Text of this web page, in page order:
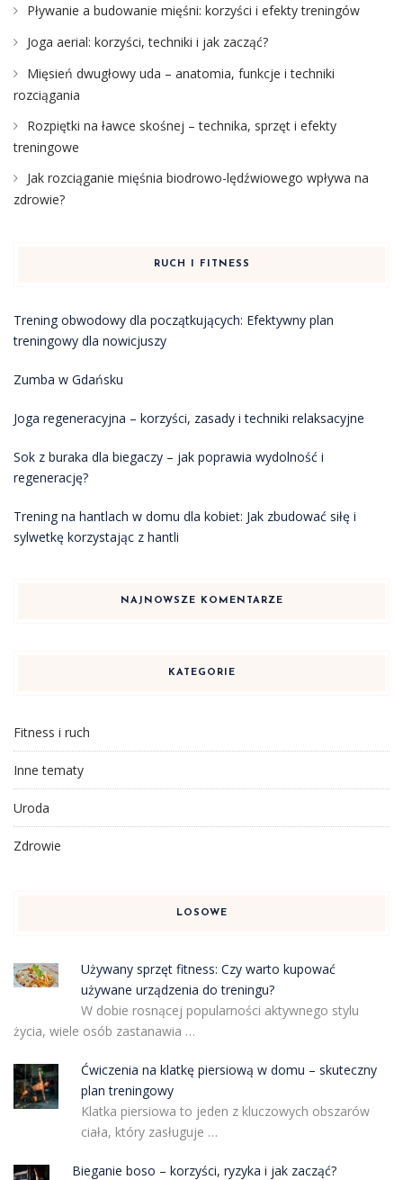
Pływanie a budowanie mięśni: korzyści i efekty treningów
Joga aerial: korzyści, techniki i jak zacząć?
Mięsień dwugłowy uda – anatomia, funkcje i techniki
rozciągania
Rozpiętki na ławce skośnej – technika, sprzęt i efekty
treningowe
Jak rozciąganie mięśnia biodrowo-lędźwiowego wpływa na
zdrowie?
RUCH I FITNESS
Trening obwodowy dla początkujących: Efektywny plan
treningowy dla nowicjuszy
Zumba w Gdańsku
Joga regeneracyjna – korzyści, zasady i techniki relaksacyjne
Sok z buraka dla biegaczy – jak poprawia wydolność i
regenerację?
Trening na hantlach w domu dla kobiet: Jak zbudować siłę i
sylwetkę korzystając z hantli
NAJNOWSZE KOMENTARZE
KATEGORIE
Fitness i ruch
Inne tematy
Uroda
Zdrowie
LOSOWE
Używany sprzęt fitness: Czy warto kupować
używane urządzenia do treningu?
W dobie rosnącej popularności aktywnego stylu
życia, wiele osób zastanawia …
Ćwiczenia na klatkę piersiową w domu – skuteczny
plan treningowy
Klatka piersiowa to jeden z kluczowych obszarów
ciała, który zasługuje …
Bieganie boso – korzyści, ryzyka i jak zacząć?